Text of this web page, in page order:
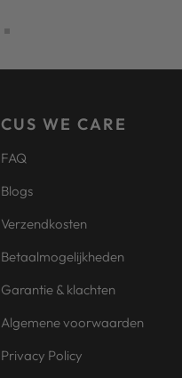
CUS WE CARE
FAQ
Blogs
Verzendkosten
Betaalmogelijkheden
Garantie & klachten
Algemene voorwaarden
Privacy Policy